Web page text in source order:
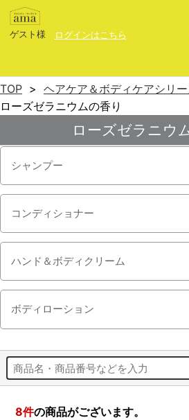
ゲスト様 ログインはこちら
TOP ヘアケア＆ボディケアシリ
ローズゼラニウムの香り
ローズゼラニウ
シャンプー
コンディショナー
ハンド＆ボディクリーム
ボディローション
8件の商品がございます。